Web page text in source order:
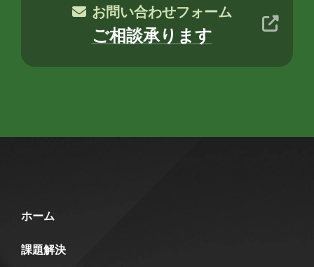
お問い合わせフォーム
ご相談承ります
ホーム
課題解決